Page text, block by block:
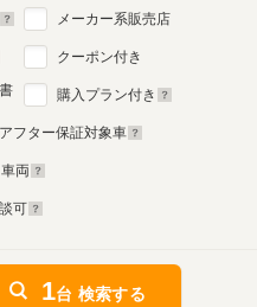
メーカー系販売店
クーポン付き
購入プラン付き
フター保証対象車
両
可
1台 検索する